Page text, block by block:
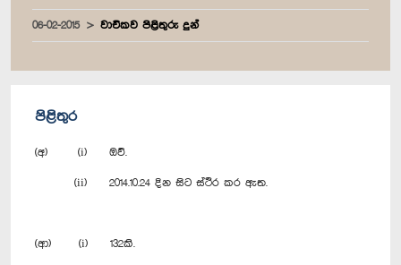
06-02-2015 වාචිකව පිළිතුරු දුන්
පිළිතුර
(අ) (i) ඔව්.
(ii) 2014.10.24 දින සිට ස්ථිර කර ඇත.
(ආ) (i) 132කි.